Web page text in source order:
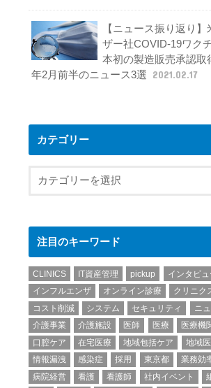
【ニュース振り返り】
ザー社COVID-19ワク
本初の製造販売承認
年2月前半のニュース3選
2021.02.17
カテゴリー
注目のキーワード
CLINICS IT資産管理 pickup
インタビュ
インフルエンザ
オンライン診療
クリニク
コスト削減
システム セキュリティ ニ
介護事業
介護施設 医師 医療
医療機
口腔ケア
在宅医療 地域包括ケア 地域
情報漏洩
感染症 採用 東京都 業務効
病院経営
看護 看護師 社内イベント